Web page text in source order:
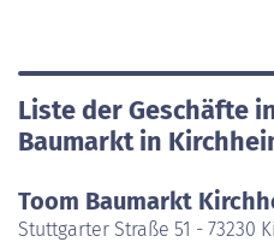
Liste der Geschäfte
Baumarkt in
Toom Baumarkt
Stuttgarter Straße 51 - 73230